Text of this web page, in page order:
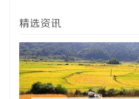
生的
精选资讯